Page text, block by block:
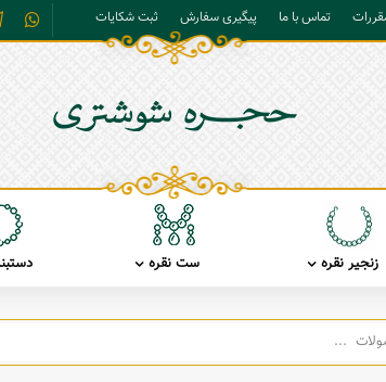
تماس با ما پیگیری سفارش ثبت شکایات
زنجیر نقره ست نقره